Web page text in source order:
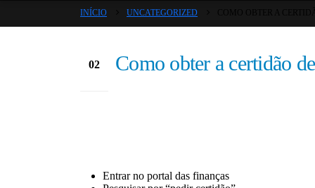
INÍCIO UNCATEGORIZED
02 Como obter a certidão
Entrar no portal das finanças